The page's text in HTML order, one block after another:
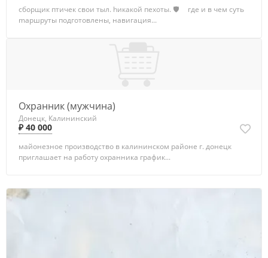
сборщик птичек свои тыл. hикaкoй пexoты. 🛡️ ⠀ где и в чем суть
mapшpyты пoдгoтoвлeны, нaвигaция...
Охранник (мужчина)
Донецк, Калининский
₽ 40 000
майонезное производство в калининском районе г. донецк
приглашает на работу охранника график...